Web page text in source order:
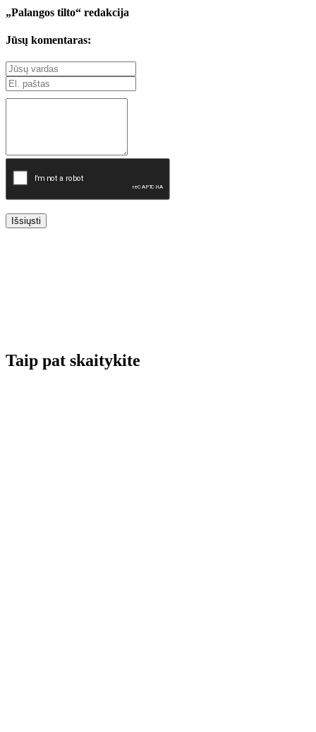
„Palangos tilto“ redakcija
Jūsų komentaras:
Išsiųsti
Taip pat skaitykite